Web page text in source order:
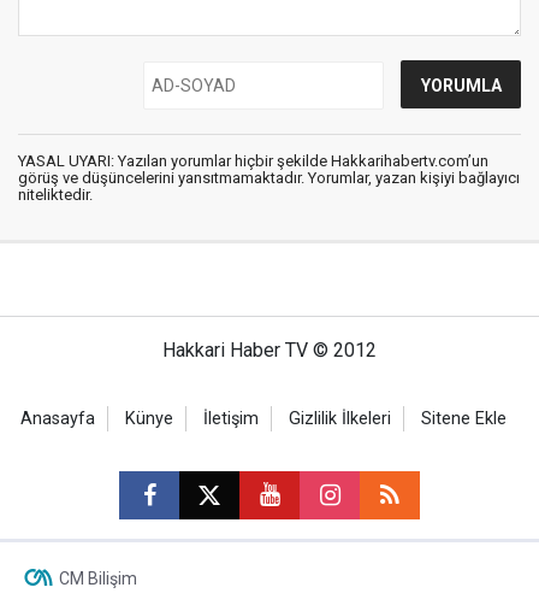
YASAL UYARI: Yazılan yorumlar hiçbir şekilde Hakkarihabertv.com’un
görüş ve düşüncelerini yansıtmamaktadır. Yorumlar, yazan kişiyi bağlayıcı
niteliktedir.
Hakkari Haber TV © 2012
Anasayfa Künye İletişim Gizlilik İlkeleri Sitene Ekle
CM Bilişim